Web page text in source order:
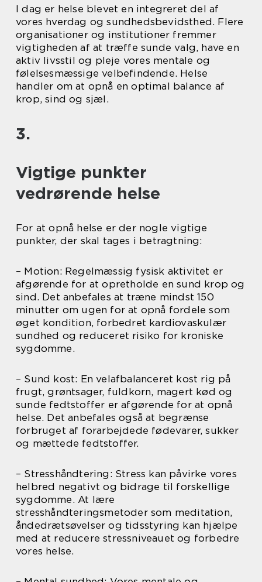
I dag er helse blevet en integreret del af
vores hverdag og sundhedsbevidsthed. Flere
organisationer og institutioner fremmer
vigtigheden af at træffe sunde valg, have en
aktiv livsstil og pleje vores mentale og
følelsesmæssige velbefindende. Helse
handler om at opnå en optimal balance af
krop, sind og sjæl.
3.
Vigtige punkter
vedrørende helse
For at opnå helse er der nogle vigtige
punkter, der skal tages i betragtning:
– Motion: Regelmæssig fysisk aktivitet er
afgørende for at opretholde en sund krop og
sind. Det anbefales at træne mindst 150
minutter om ugen for at opnå fordele som
øget kondition, forbedret kardiovaskulær
sundhed og reduceret risiko for kroniske
sygdomme.
– Sund kost: En velafbalanceret kost rig på
frugt, grøntsager, fuldkorn, magert kød og
sunde fedtstoffer er afgørende for at opnå
helse. Det anbefales også at begrænse
forbruget af forarbejdede fødevarer, sukker
og mættede fedtstoffer.
– Stresshåndtering: Stress kan påvirke vores
helbred negativt og bidrage til forskellige
sygdomme. At lære
stresshåndteringsmetoder som meditation,
åndedrætsøvelser og tidsstyring kan hjælpe
med at reducere stressniveauet og forbedre
vores helse.